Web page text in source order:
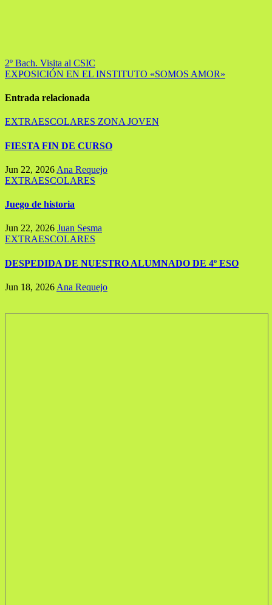
Navegación
de
entradas
2º Bach. Visita al CSIC
EXPOSICIÓN EN EL INSTITUTO «SOMOS AMOR»
Entrada relacionada
EXTRAESCOLARES ZONA JOVEN
FIESTA FIN DE CURSO
Jun 22, 2026 Ana Requejo
EXTRAESCOLARES
Juego de historia
Jun 22, 2026 Juan Sesma
EXTRAESCOLARES
DESPEDIDA DE NUESTRO ALUMNADO DE 4º ESO
Jun 18, 2026 Ana Requejo